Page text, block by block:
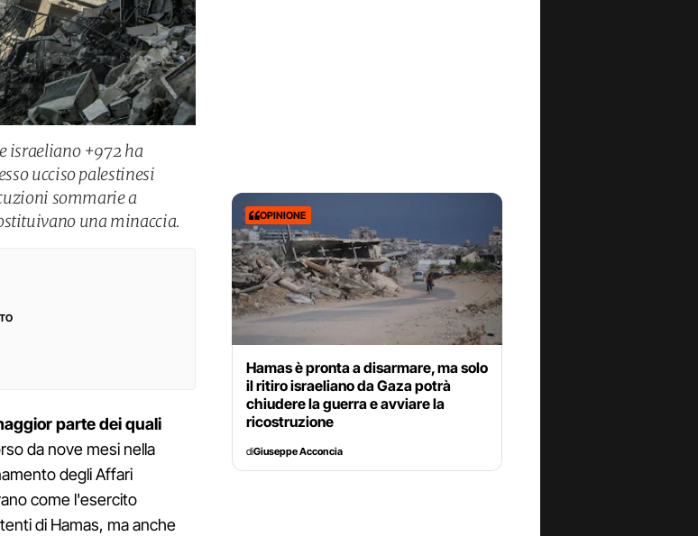
israeliano +972 ha
ucciso palestinesi
sommarie a
una minaccia.
parte dei quali
da nove mesi nella
degli Affari
come l'esercito
di Hamas, ma anche
OPINIONE
Hamas è pronta a disarmare, ma solo
il ritiro israeliano da Gaza potrà
chiudere la guerra e avviare la
ricostruzione
diGiuseppe Acconcia